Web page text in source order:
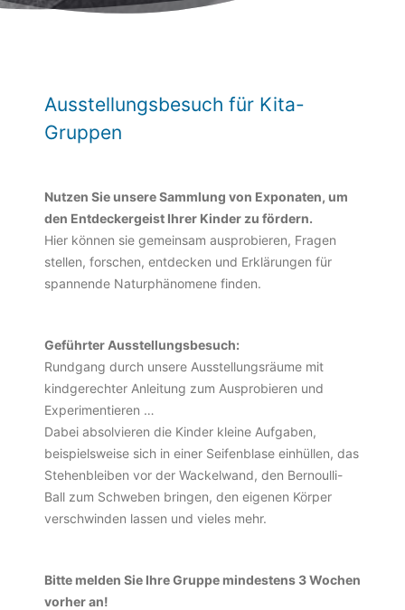
Ausstellungsbesuch für Kita-
Gruppen
Nutzen Sie unsere Sammlung von Exponaten, um
den Entdeckergeist Ihrer Kinder zu fördern.
Hier können sie gemeinsam ausprobieren, Fragen
stellen, forschen, entdecken und Erklärungen für
spannende Naturphänomene finden.
Geführter Ausstellungsbesuch:
Rundgang durch unsere Ausstellungsräume mit
kindgerechter Anleitung zum Ausprobieren und
Experimentieren …
Dabei absolvieren die Kinder kleine Aufgaben,
beispielsweise sich in einer Seifenblase einhüllen, das
Stehenbleiben vor der Wackelwand, den Bernoulli-
Ball zum Schweben bringen, den eigenen Körper
verschwinden lassen und vieles mehr.
Bitte melden Sie Ihre Gruppe mindestens 3 Wochen
vorher an!